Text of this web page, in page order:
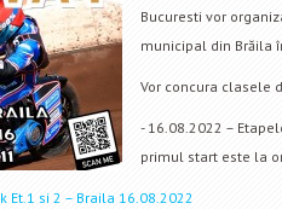
Bucuresti vor
municipal din Brăila
Vor concura clasele
- 16.08.2022 –
primul start este la
Et.1 si 2 – Braila 16.08.2022